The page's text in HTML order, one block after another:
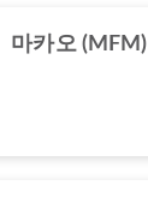
마카오 (MFM)